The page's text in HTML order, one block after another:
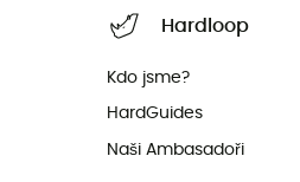
Hardloop
Kdo jsme?
HardGuides
Naši Ambasadoři